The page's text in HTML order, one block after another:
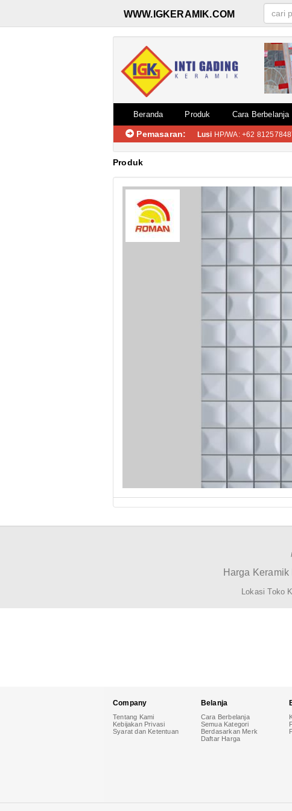
WWW.IGKERAMIK.COM
Beranda Produk Cara Berbelanja
Pemasaran: Lusi HP/WA: +62
Produk
Harga
Lokasi Toko
Company
Tentang Kami
Kebijakan Privasi
Syarat dan Ketentuan
Belanja
Cara Berbelanja
Semua Kategori
Berdasarkan Merk
Daftar Harga